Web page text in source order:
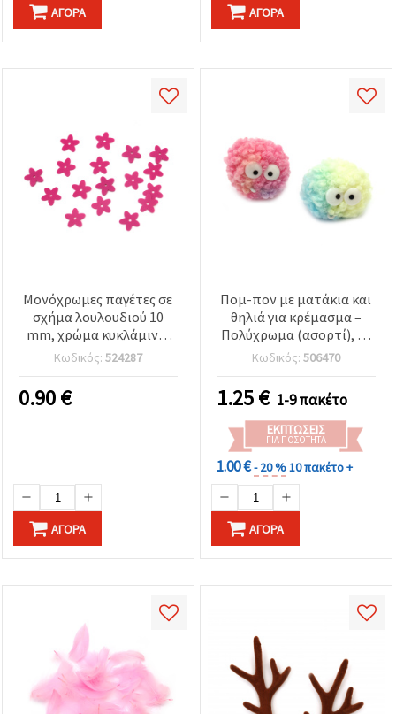
ΑΓΟΡΆ ΑΓΟΡΆ
Μονόχρωμες παγέτες σε
σχήμα λουλουδιού 10
mm, χρώμα κυκλάμινο,
20 γρ. - ιδανικές για
ράψιμο, διακόσμηση και
χειροτεχνίες (DIY)
Κωδικός: 524287
0.90€
ΑΓΟΡΆ
Πομ-πον με ματάκια και
θηλιά για κρέμασμα –
Πολύχρωμα (ασορτί), 50
mm, 2 τμχ, για παιδικές
διακοσμήσεις,
χειροτεχνίες &
κατασκευές
Κωδικός: 506470
1.25€ 1-9 πακέτο
ΕΚΠΤΏΣΕΙΣ
ΓΙΑ ΠΟΣΌΤΗΤΑ
1.00 €- 20 %10 πακέτο +
ΑΓΟΡΆ